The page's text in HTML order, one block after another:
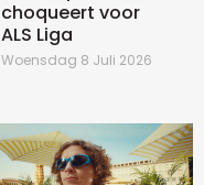
choqueert voor
ALS Liga
Woensdag 8 Juli 2026